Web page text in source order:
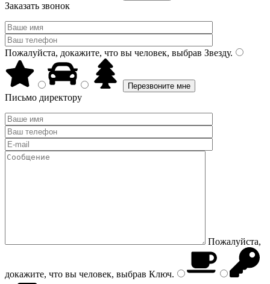
Заказать звонок
Пожалуйста, докажите, что вы человек, выбрав Звезду.
Письмо директору
Пожалуйста,
докажите, что вы человек, выбрав Ключ.